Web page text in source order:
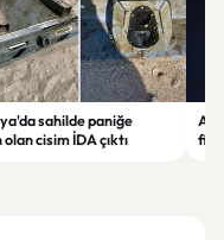
sahilde paniğe
cisim İDA çıktı